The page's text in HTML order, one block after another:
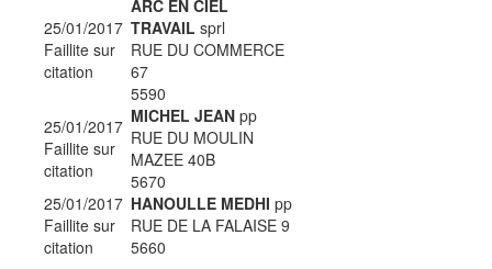
25/01/2017
Faillite sur
citation
ARC EN CIEL
TRAVAIL sprl
RUE DU COMMERCE
67
5590
25/01/2017
Faillite sur
citation
MICHEL JEAN pp
RUE DU MOULIN
MAZEE 40B
5670
25/01/2017
Faillite sur
citation
HANOULLE MEDHI pp
RUE DE LA FALAISE 9
5660